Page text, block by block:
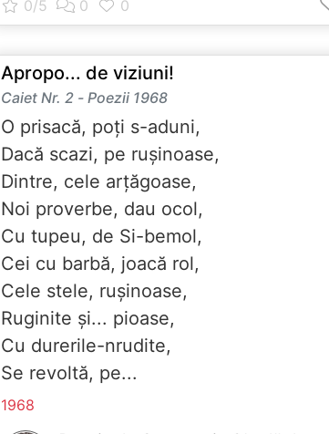
Apropo... de viziuni!
Caiet Nr. 2 - Poezii 1968
O prisacă, poți s-aduni,
Dacă scazi, pe rușinoase,
Dintre, cele arțăgoase,
Noi proverbe, dau ocol,
Cu tupeu, de Si-bemol,
Cei cu barbă, joacă rol,
Cele stele, rușinoase,
Ruginite și... pioase,
Cu durerile-nrudite,
Se revoltă, pe...
1968